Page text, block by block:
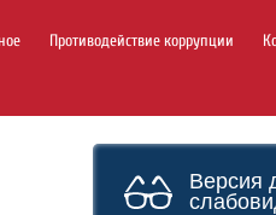
Противодействие коррупции
Версия